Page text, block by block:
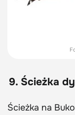
9. Ścieżka
Ścieżka na